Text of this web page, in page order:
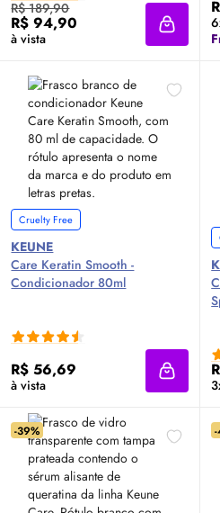
R$ 189,90
R$ 94,90
à vista
Cruelty Free
KEUNE
Care Keratin Smooth -
Condicionador 80ml
R$ 56,69
à vista
-39%